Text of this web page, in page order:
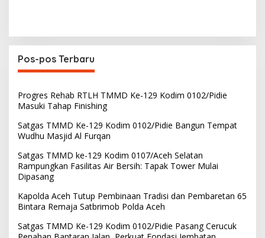
Pos-pos Terbaru
Progres Rehab RTLH TMMD Ke-129 Kodim 0102/Pidie
Masuki Tahap Finishing
Satgas TMMD Ke-129 Kodim 0102/Pidie Bangun Tempat
Wudhu Masjid Al Furqan
Satgas TMMD ke-129 Kodim 0107/Aceh Selatan
Rampungkan Fasilitas Air Bersih: Tapak Tower Mulai
Dipasang
Kapolda Aceh Tutup Pembinaan Tradisi dan Pembaretan 65
Bintara Remaja Satbrimob Polda Aceh
Satgas TMMD Ke-129 Kodim 0102/Pidie Pasang Cerucuk